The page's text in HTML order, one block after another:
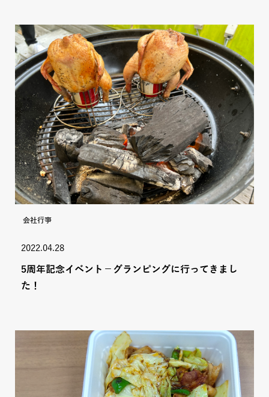
会社行事
2022.04.28
5周年記念イベント－グランピングに行ってきまし
た！